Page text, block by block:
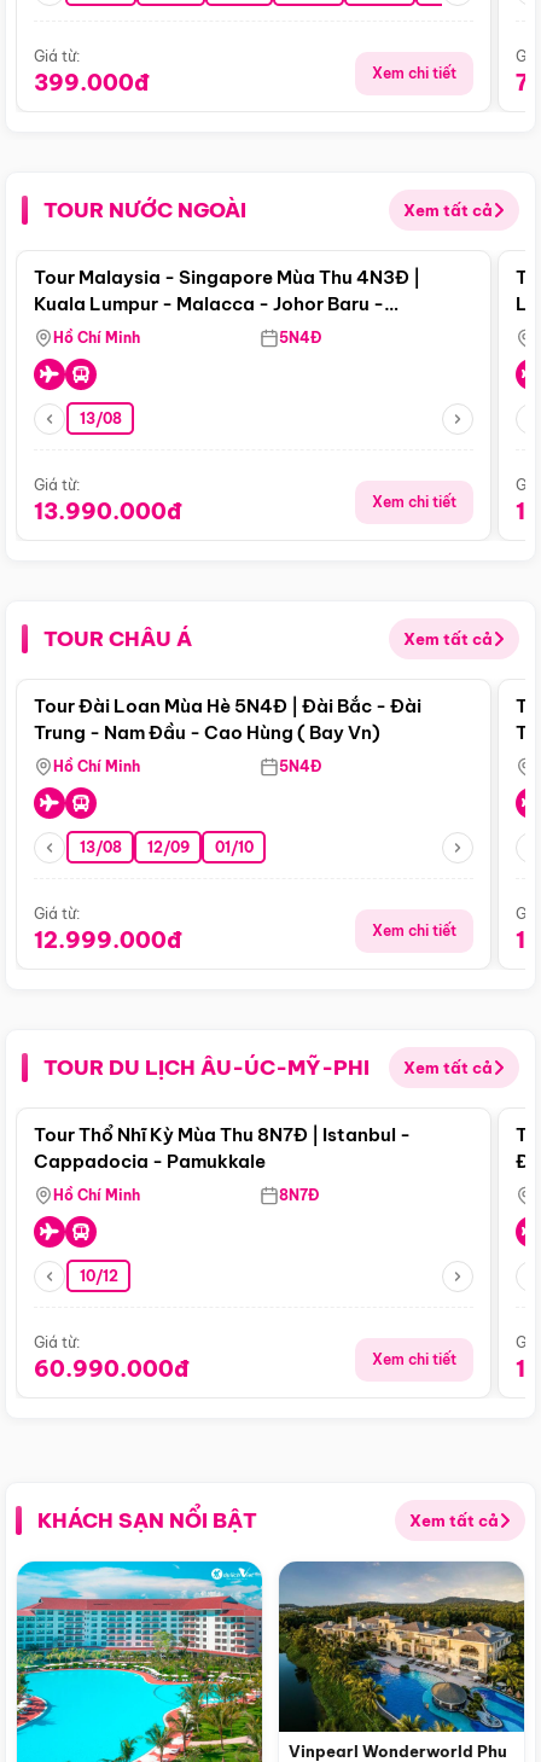
Giá từ:
399.000đ Xem chi tiết
TOUR NƯỚC NGOÀI Xem tất cả
Điểm nổi bật
Tour Malaysia - Singapore Mùa Thu 4N3Đ |
Kuala Lumpur - Malacca - Johor Baru -
Singapore
Hồ Chí Minh 5N4Đ
13/08
Giá từ:
13.990.000đ Xem chi tiết
TOUR CHÂU Á Xem tất cả
Điểm nổi bật
Tour Đài Loan Mùa Hè 5N4Đ | Đài Bắc - Đài
Trung - Nam Đầu - Cao Hùng ( Bay Vn)
Hồ Chí Minh 5N4Đ
13/08 12/09 01/10
Giá từ:
12.999.000đ Xem chi tiết
TOUR DU LỊCH ÂU-ÚC-MỸ-PHI Xem tất cả
Điểm nổi bật
Tour Thổ Nhĩ Kỳ Mùa Thu 8N7Đ | Istanbul -
Cappadocia - Pamukkale
Hồ Chí Minh 8N7Đ
10/12
Giá từ:
60.990.000đ Xem chi tiết
KHÁCH SẠN NỔI BẬT Xem tất cả
Vinpearl Wonderworld Phu